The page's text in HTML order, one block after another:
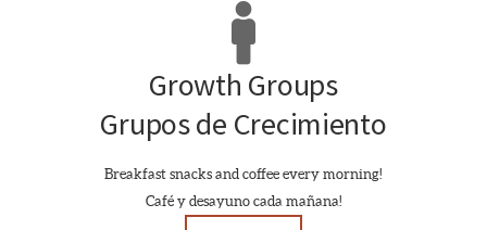
Male
Growth Groups
Grupos de Crecimiento
Breakfast snacks and coffee every morning!
Café y desayuno cada mañana!